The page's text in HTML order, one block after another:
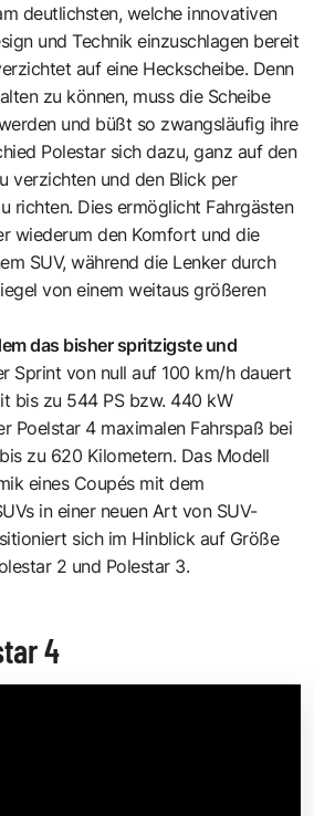
deutlichsten, welche innovativen
und Technik einzuschlagen bereit
auf eine Heckscheibe. Denn
zu können, muss die Scheibe
und büßt so zwangsläufig ihre
Polestar sich dazu, ganz auf den
verzichten und den Blick per
richten. Dies ermöglicht Fahrgästen
wiederum den Komfort und die
SUV, während die Lenker durch
von einem weitaus größeren
das bisher spritzigste und
Sprint von null auf 100 km/h dauert
bis zu 544 PS bzw. 440 kW
Poelstar 4 maximalen Fahrspaß bei
zu 620 Kilometern. Das Modell
eines Coupés mit dem
in einer neuen Art von SUV-
sich im Hinblick auf Größe
2 und Polestar 3.
4